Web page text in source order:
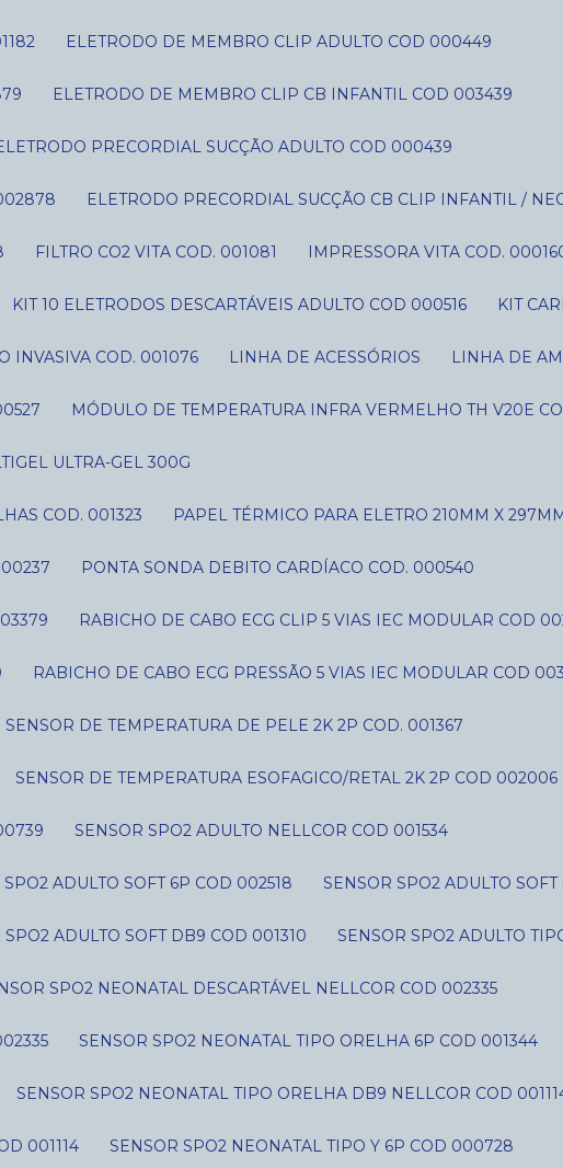
ELETRODO DE MEMBRO CLIP ADULTO COD 000449
ELETRODO DE MEMBRO CLIP CB INFANTIL COD 003439
ELETRODO PRECORDIAL SUCÇÃO ADULTO COD 000439
ELETRODO PRECORDIAL SUCÇÃO CB CLIP INFANTIL /
FILTRO CO2 VITA COD. 001081 IMPRESSORA VITA COD.
KIT 10 ELETRODOS DESCARTÁVEIS ADULTO COD 000516 KIT
INVASIVA COD. 001076 LINHA DE ACESSÓRIOS LINHA DE
MÓDULO DE TEMPERATURA INFRA VERMELHO TH V20E
ULTRA-GEL 300G
COD. 001323 PAPEL TÉRMICO PARA ELETRO 210MM X
PONTA SONDA DEBITO CARDÍACO COD. 000540
RABICHO DE CABO ECG CLIP 5 VIAS IEC MODULAR COD
RABICHO DE CABO ECG PRESSÃO 5 VIAS IEC MODULAR COD
SENSOR DE TEMPERATURA DE PELE 2K 2P COD. 001367
SENSOR DE TEMPERATURA ESOFAGICO/RETAL 2K 2P COD 002006
SENSOR SPO2 ADULTO NELLCOR COD 001534
SPO2 ADULTO SOFT 6P COD 002518 SENSOR SPO2 ADULTO
SPO2 ADULTO SOFT DB9 COD 001310 SENSOR SPO2 ADULTO
SPO2 NEONATAL DESCARTÁVEL NELLCOR COD 002335
SENSOR SPO2 NEONATAL TIPO ORELHA 6P COD 001344
SENSOR SPO2 NEONATAL TIPO ORELHA DB9 NELLCOR COD
001114 SENSOR SPO2 NEONATAL TIPO Y 6P COD 000728